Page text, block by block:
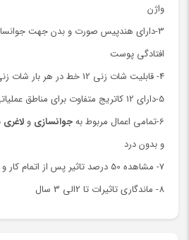
واژن
3-دارای هندپیس صورت و بدن جهت
افتادگی پوست
4- قابلیت شات زنی 12 خط در هر بار شات زنی
5-دارای 12 کاتریج متفاوت برای مناطق عملیاتی
6-تمامی اعمال مربوط به
جوانسازی و لاغری
و بدون درد
7- مشاهده 50 درصد تاثیر پس از اتمام کار و تاثیر نهایی بعد از 2ماه
8- ماندگاری تاثیرات تا 2الی 3 سال